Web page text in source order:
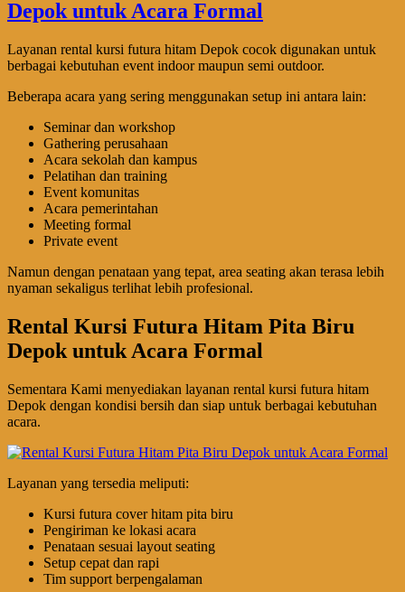
Layanan rental kursi futura hitam Depok cocok digunakan untuk
berbagai kebutuhan event indoor maupun semi outdoor.
Beberapa acara yang sering menggunakan setup ini antara lain:
Seminar dan workshop
Gathering perusahaan
Acara sekolah dan kampus
Pelatihan dan training
Event komunitas
Acara pemerintahan
Meeting formal
Private event
Namun dengan penataan yang tepat, area seating akan terasa lebih
nyaman sekaligus terlihat lebih profesional.
Rental Kursi Futura Hitam Pita Biru
Depok untuk Acara Formal
Sementara Kami menyediakan layanan rental kursi futura hitam
Depok dengan kondisi bersih dan siap untuk berbagai kebutuhan
acara.
Layanan yang tersedia meliputi:
Kursi futura cover hitam pita biru
Pengiriman ke lokasi acara
Penataan sesuai layout seating
Setup cepat dan rapi
Tim support berpengalaman